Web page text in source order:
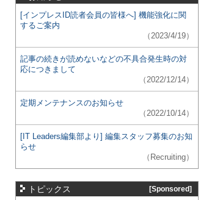
[インプレスID読者会員の皆様へ] 機能強化に関
するご案内
（2023/4/19）
記事の続きが読めないなどの不具合発生時の対
応につきまして
（2022/12/14）
定期メンテナンスのお知らせ
（2022/10/14）
[IT Leaders編集部より] 編集スタッフ募集のお知
らせ
（Recruiting）
トピックス [Sponsored]